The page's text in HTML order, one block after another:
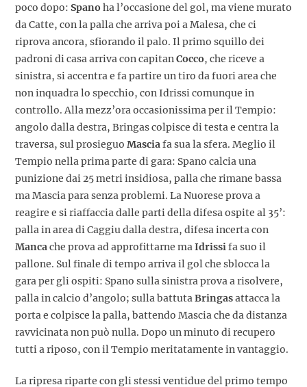
poco dopo: Spano ha l’occasione del gol, ma viene murato
da Catte, con la palla che arriva poi a Malesa, che ci
riprova ancora, sfiorando il palo. Il primo squillo dei
padroni di casa arriva con capitanCocco, che riceve a
sinistra, si accentra e fa partire un tiro da fuori area che
non inquadra lo specchio, con Idrissi comunque in
controllo. Alla mezz’ora occasionissima per il Tempio:
angolo dalla destra, Bringas colpisce di testa e centra la
traversa, sul prosieguo Masciafa sua la sfera. Meglio il
Tempio nella prima parte di gara: Spano calcia una
punizione dai 25 metri insidiosa, palla che rimane bassa
ma Mascia para senza problemi. La Nuorese prova a
reagire e si riaffaccia dalle parti della difesa ospite al 35’:
palla in area di Caggiu dalla destra, difesa incerta con
Mancache prova ad approfittarne maIdrissifa suo il
pallone. Sul finale di tempo arriva il gol che sblocca la
gara per gli ospiti: Spano sulla sinistra prova a risolvere,
palla in calcio d’angolo; sulla battutaBringasattacca la
porta e colpisce la palla, battendo Mascia che da distanza
ravvicinata non può nulla. Dopo un minuto di recupero
tutti a riposo, con il Tempio meritatamente in vantaggio.
La ripresa riparte con gli stessi ventidue del primo tempo